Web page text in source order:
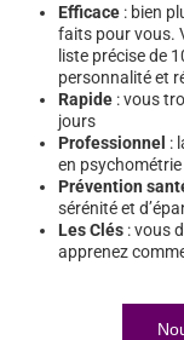
Efficace : bien
faits pour vous.
liste précise de
personnalité et
Rapide : vous
jours
Professionnel :
en
Prévention
sérénité et
Les Clés : vous
apprenez